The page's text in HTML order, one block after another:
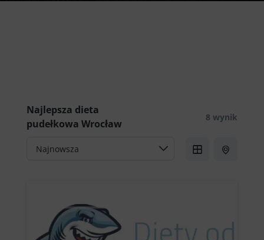
Najlepsza dieta
pudełkowa Wrocław
8 wynik